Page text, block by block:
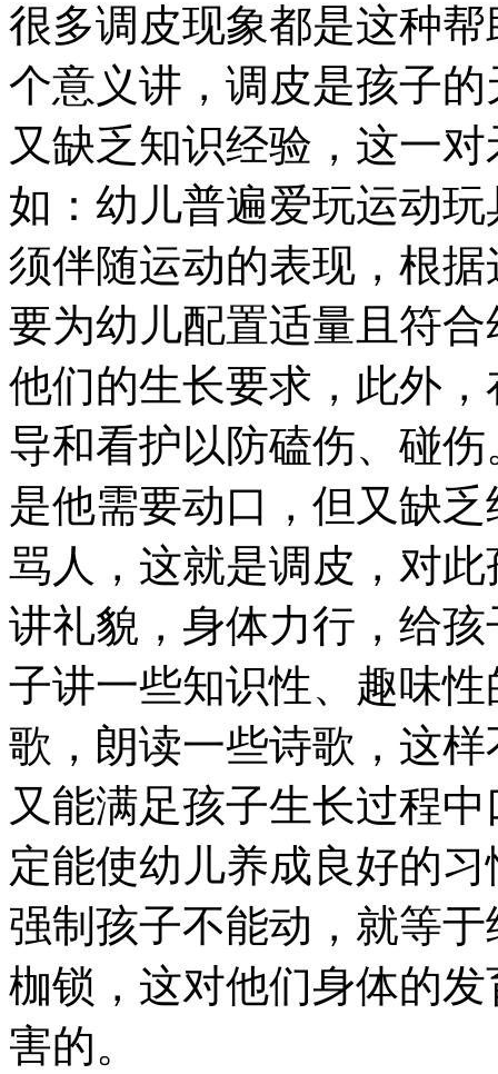
很多调皮现象都是这种
个意义讲，调皮是孩子
又缺乏知识经验，这一
如：幼儿普遍爱玩运动
须伴随运动的表现，根
要为幼儿配置适量且符
他们的生长要求，此外
导和看护以防磕伤、碰
是他需要动口，但又缺
骂人，这就是调皮，对
讲礼貌，身体力行，给
子讲一些知识性、趣味
歌，朗读一些诗歌，这
又能满足孩子生长过程
定能使幼儿养成良好的
强制孩子不能动，就等
枷锁，这对他们身体的
害的。